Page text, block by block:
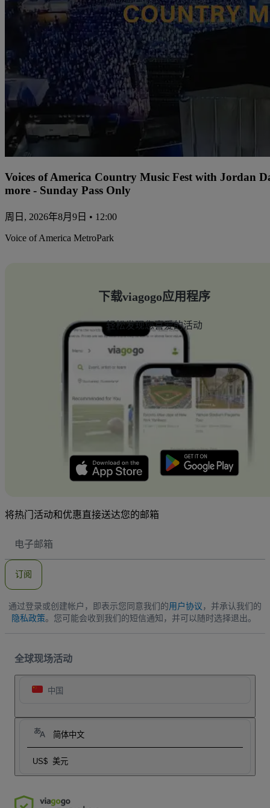
Voices of America Country Music Fest with Jordan
more - Sunday Pass Only
周日, 2026年8月9日 • 12:00
Voice of America MetroPark
下载viagogo应用程序
轻松发现您喜爱的活动
将热门活动和优惠直接送达您的邮箱
子
地
订阅
通过登录或创建帐户，即表示您同意我们的用户协议 ，并承认我们的
隐私政策。您可能会收到我们的短信通知，并可以随时选择退出。
全球现场活动
中国
简体中文
US$ 美元